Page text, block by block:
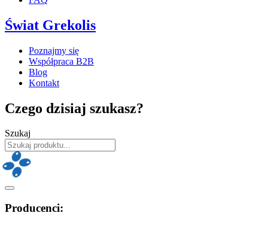
Świat Grekolis
Poznajmy się
Współpraca B2B
Blog
Kontakt
Czego dzisiaj szukasz?
Szukaj
Producenci: